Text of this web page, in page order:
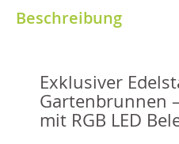
Beschreibung
Exklusiver
Gartenbrunnen
mit RGB LED